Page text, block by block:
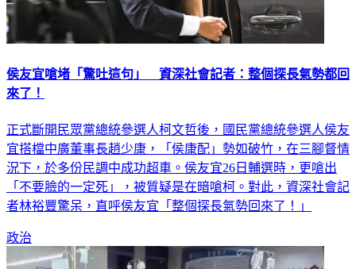
侯友宜嗆堵「驚吐這句」 資深社會記者：整個探長氣勢都回
來了！
正式斷開民眾黨總統參選人柯文哲後，國民黨總統參選人侯友
宜搭檔中廣董事長趙少康，「侯康配」勢如破竹，在三腳督情
況下，於多份民調中成功超車。侯友宜26日輔選時，更嗆出
「不要臉的一定死」，被質疑是在暗嗆柯。對此，資深社會記
者林裕豐驚呆，直呼侯友宜「整個探長氣勢回來了！」
政治